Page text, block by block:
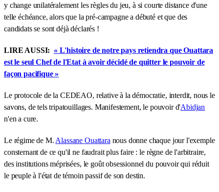
y change unilatéralement les règles du jeu, à si courte distance d'une
telle échéance, alors que la pré-campagne a débuté et que des
candidats se sont déjà déclarés !
LIRE AUSSI: « L'histoire de notre pays retiendra que Ouattara
est le seul Chef de l'Etat à avoir décidé de quitter le pouvoir de
façon pacifique »
Le protocole de la CEDEAO, relative à la démocratie, interdit, nous le
savons, de tels tripatouillages. Manifestement, le pouvoir d'Abidjan
n'en a cure.
Le régime de M. Alassane Ouattara nous donne chaque jour l'exemple
consternant de ce qu'il ne faudrait plus faire : le règne de l'arbitraire,
des institutions méprisées, le goût obsessionnel du pouvoir qui réduit
le peuple à l'état de témoin passif de son destin.